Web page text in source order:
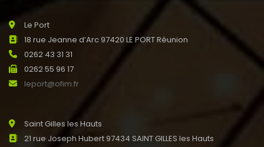
Le Port
18 rue Jeanne d’Arc 97420 LE PORT Réunion
0262 43 31 31
0262 55 96 17
leport@ofim.fr
Saint Gilles les Hauts
21 rue Joseph Hubert 97434 SAINT GILLES les Hauts